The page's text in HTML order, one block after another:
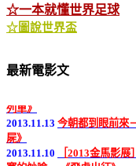
☆一本就懂世界足球
☆圖說世界盃
最新電影文
生》
2013.11.13
今朝都到眼前來
屍》
2013.11.10
［2013金馬影展
賽的妙喻 －《飛虎出征》